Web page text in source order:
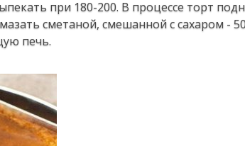
при 180-200. В процессе торт
сметаной, смешанной с сахаром -
печь.